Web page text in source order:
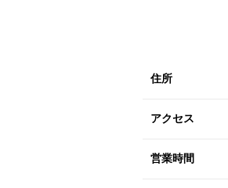
住所
アクセス
営業時間